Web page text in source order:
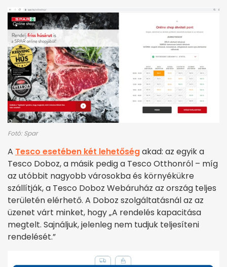
Fotó: Spar
A Tesco esetében két lehetőségakad: az egyik a
Tesco Doboz, a másik pedig a Tesco Otthonról – míg
az utóbbit nagyobb városokba és környékükre
szállítják, a Tesco Doboz Webáruház az ország teljes
területén elérhető. A Doboz szolgáltatásnál az az
üzenet várt minket, hogy „A rendelés kapacitása
megtelt. Sajnáljuk, jelenleg nem tudjuk teljesíteni
rendelését.”